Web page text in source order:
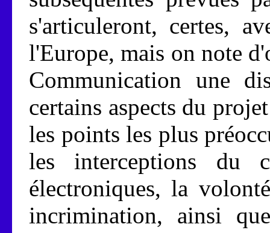
s'articuleront, certes,
l'Europe, mais on note
Communication une
certains aspects du
les points les plus
les interceptions du
électroniques, la
incrimination, ainsi